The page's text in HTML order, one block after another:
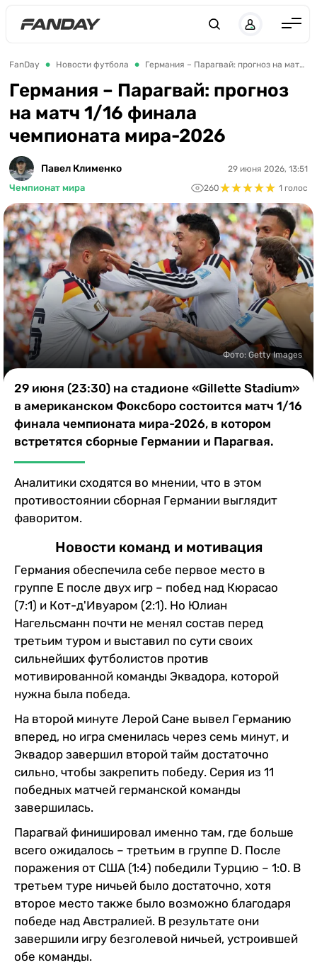
Англия
Испания
Германия
Италия
Украина
ЛЧ
ЛЕ
ЧЕ-2028
Букмекеры
Казино
FanDay Новости футбола Германия – Парагвай: прогноз на матч 1/16 финала чемпионата мира-2026
Германия – Парагвай: прогноз
на матч 1/16 финала
чемпионата мира-2026
Павел Клименко
Чемпионат мира
29 июня 2026, 13:51
260★★★★★
★★★★★ 1 голос
Фото: Getty Images
29 июня (23:30) на стадионе «Gillette Stadium»
в американском Фоксборо состоится матч 1/16
финала чемпионата мира-2026, в котором
встретятся сборные Германии и Парагвая.
Аналитики сходятся во мнении, что в этом
противостоянии сборная Германии выглядит
фаворитом.
Новости команд и мотивация
Германия обеспечила себе первое место в
группе E после двух игр – побед над Кюрасао
(7:1) и Кот-д'Ивуаром (2:1). Но Юлиан
Нагельсманн почти не менял состав перед
третьим туром и выставил по сути своих
сильнейших футболистов против
мотивированной команды Эквадора, которой
нужна была победа.
На второй минуте Лерой Сане вывел Германию
вперед, но игра сменилась через семь минут, и
Эквадор завершил второй тайм достаточно
сильно, чтобы закрепить победу. Серия из 11
победных матчей германской команды
завершилась.
Парагвай финишировал именно там, где больше
всего ожидалось – третьим в группе D. После
поражения от США (1:4) победили Турцию – 1:0. В
третьем туре ничьей было достаточно, хотя
второе место также было возможно благодаря
победе над Австралией. В результате они
завершили игру безголевой ничьей, устроившей
обе команды.